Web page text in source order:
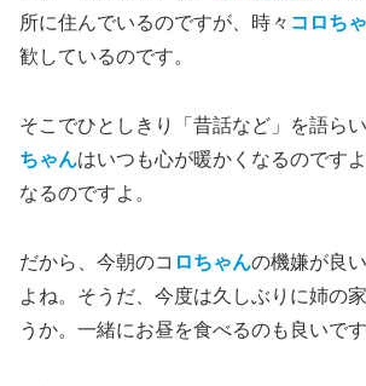
所に住んでいるのですが、時々 コロち
歓しているのです。
そこでひとしきり「昔話など」を語らい
ちゃんはいつも心が暖かくなるのです
なるのですよ。
だから、今朝のコ ロちゃんの機嫌が良
よね。そうだ、今度は久しぶりに姉の
うか。一緒にお昼を食べるのも良いです